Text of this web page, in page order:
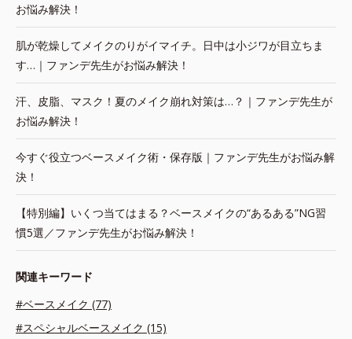
お悩み解決！
肌が乾燥してメイクのりがイマイチ。日中は小ジワが目立ちま
す…｜ファンデ先生がお悩み解決！
汗、皮脂、マスク！夏のメイク崩れ対策は…？｜ファンデ先生が
お悩み解決！
今すぐ役立つベースメイク術・保存版｜ファンデ先生がお悩み解
決！
【特別編】いくつ当てはまる？ベースメイクの“あるある”NG習
慣5選／ファンデ先生がお悩み解決！
関連キーワード
#ベースメイク (77)
#スペシャルベースメイク (15)